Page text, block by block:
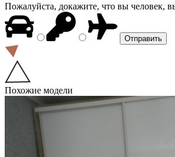
Пожалуйста, докажите, что вы человек,
Похожие модели